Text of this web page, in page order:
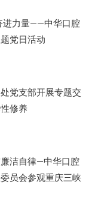
进力量——中华口腔
党日活动
党支部开展专题交
修养
洁自律—中华口腔
员会参观重庆三峡